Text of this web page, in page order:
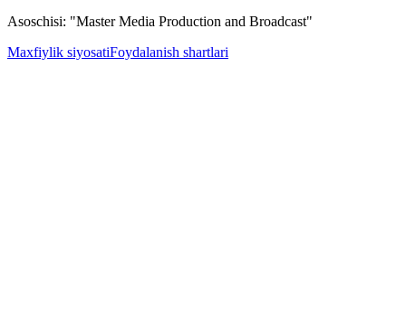
Asoschisi: "Master Media Production and Broadcast"
Maxfiylik siyosatiFoydalanish shartlari